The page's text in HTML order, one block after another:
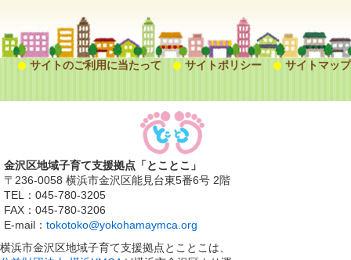
サイトのご利用に当たって サイトポリシー サイトマップ
金沢区地域子育て支援拠点「とことこ」
〒236-0058 横浜市金沢区能見台東5番6号 2階
TEL：045-780-3205
FAX：045-780-3206
E-mail： tokotoko@yokohamaymca.org
横浜市金沢区地域子育て支援拠点とことこは、